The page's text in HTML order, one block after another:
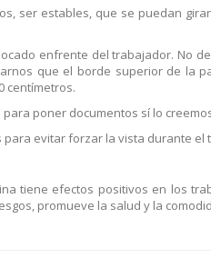
ser estables, que se puedan
enfrente del trabajador. No
que el borde superior de la
centímetros.
poner documentos sí lo
evitar forzar la vista durante el
tiene efectos positivos en los
promueve la salud y la